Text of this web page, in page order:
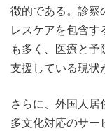
徴的である。診察
レスケアを包含
も多く、医療と
支援している現状
さらに、外国人
多文化対応のサー